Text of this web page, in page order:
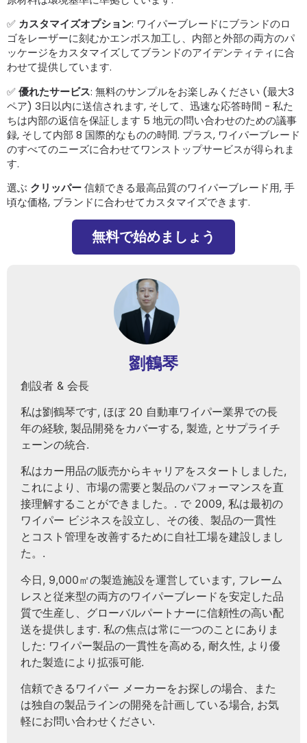
✅ カスタマイズオプション: ワイパーブレードにブランドのロ
ゴをレーザーに刻むかエンボス加工し、内部と外部の両方のパ
ッケージをカスタマイズしてブランドのアイデンティティに合
わせて提供しています.
✅優れたサービス: 無料のサンプルをお楽しみください (最大3
ペア) 3日以内に送信されます, そして、迅速な応答時間 - 私た
ちは内部の返信を保証します 5 地元の問い合わせのための議事
録, そして内部 8 国際的なものの時間. プラス, ワイパーブレード
のすべてのニーズに合わせてワンストップサービスが得られま
す.
選ぶ クリッパー信頼できる最高品質のワイパーブレード用, 手
頃な価格, ブランドに合わせてカスタマイズできます.
無料で始めましょう
劉鶴琴
創設者 & 会長
私は劉鶴琴です, ほぼ 20 自動車ワイパー業界での長
年の経験, 製品開発をカバーする, 製造, とサプライチ
ェーンの統合.
私はカー用品の販売からキャリアをスタートしました,
これにより、市場の需要と製品のパフォーマンスを直
接理解することができました。. で 2009, 私は最初の
ワイパー ビジネスを設立し、その後、製品の一貫性
とコスト管理を改善するために自社工場を建設しまし
た。.
今日, 9,000㎡の製造施設を運営しています, フレーム
レスと従来型の両方のワイパーブレードを安定した品
質で生産し、グローバルパートナーに信頼性の高い配
送を提供します. 私の焦点は常に一つのことにありま
した: ワイパー製品の一貫性を高める, 耐久性, より優
れた製造により拡張可能.
信頼できるワイパー メーカーをお探しの場合、また
は独自の製品ラインの開発を計画している場合, お気
軽にお問い合わせください.